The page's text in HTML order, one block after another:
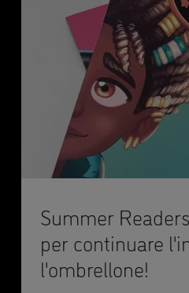
Summer
per continuare
l'ombrellone!